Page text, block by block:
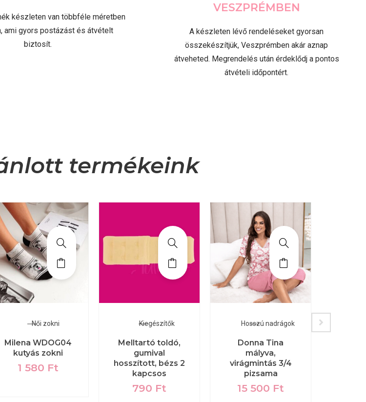
készleten van többféle méretben
ami gyors postázást és átvételt
biztosít.
VESZPRÉMBEN
A készleten lévő rendeléseket gyorsan
összekészítjük, Veszprémben akár aznap
átveheted. Megrendelés után érdeklődj a pontos
átvételi időpontért.
termékeink
Női zokni
Milena WDOG04
kutyás zokni
1 580 Ft
Kiegészítők
Melltartó toldó,
gumival
hosszított, bézs 2
kapcsos
790 Ft
Hosszú nadrágok
Donna Tina
mályva,
virágmintás 3/4
pizsama
15 500 Ft